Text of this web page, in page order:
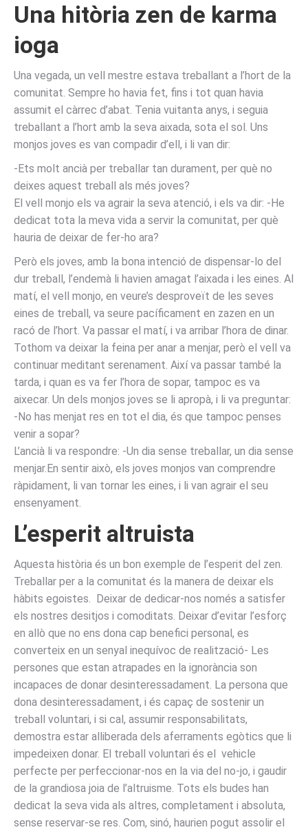
Una hitòria zen de karma
ioga
Una vegada, un vell mestre estava treballant a l’hort de la
comunitat. Sempre ho havia fet, fins i tot quan havia
assumit el càrrec d’abat. Tenia vuitanta anys, i seguia
treballant a l’hort amb la seva aixada, sota el sol. Uns
monjos joves es van compadir d’ell, i li van dir:
-Ets molt ancià per treballar tan durament, per què no
deixes aquest treball als més joves?
El vell monjo els va agrair la seva atenció, i els va dir: -He
dedicat tota la meva vida a servir la comunitat, per què
hauria de deixar de fer-ho ara?
Però els joves, amb la bona intenció de dispensar-lo del
dur treball, l’endemà li havien amagat l’aixada i les eines. Al
matí, el vell monjo, en veure’s desproveït de les seves
eines de treball, va seure pacíficament en zazen en un
racó de l’hort. Va passar el matí, i va arribar l’hora de dinar.
Tothom va deixar la feina per anar a menjar, però el vell va
continuar meditant serenament. Així va passar també la
tarda, i quan es va fer l’hora de sopar, tampoc es va
aixecar. Un dels monjos joves se li apropà, i li va preguntar:
-No has menjat res en tot el dia, és que tampoc penses
venir a sopar?
L’ancià li va respondre: -Un dia sense treballar, un dia sense
menjar.En sentir això, els joves monjos van comprendre
ràpidament, li van tornar les eines, i li van agrair el seu
ensenyament.
L’esperit altruista
Aquesta història és un bon exemple de l’esperit del zen.
Treballar per a la comunitat és la manera de deixar els
hàbits egoistes. Deixar de dedicar-nos només a satisfer
els nostres desitjos i comoditats. Deixar d’evitar l’esforç
en allò que no ens dona cap benefici personal, es
converteix en un senyal inequívoc de realització- Les
persones que estan atrapades en la ignorància son
incapaces de donar desinteressadament. La persona que
dona desinteressadament, i és capaç de sostenir un
treball voluntari, i si cal, assumir responsabilitats,
demostra estar alliberada dels aferraments egòtics que li
impedeixen donar. El treball voluntari és el vehicle
perfecte per perfeccionar-nos en la via del no-jo, i gaudir
de la grandiosa joia de l’altruisme. Tots els budes han
dedicat la seva vida als altres, completament i absoluta,
sense reservar-se res. Com, sinó, haurien pogut assolir el